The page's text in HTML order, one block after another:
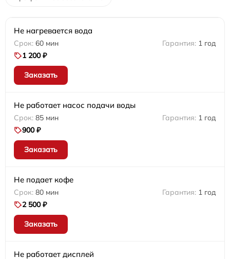
Не нагревается вода
60 мин
1 год
1 200 ₽
Заказать
Не работает насос подачи воды
85 мин
1 год
900 ₽
Заказать
Не подает кофе
80 мин
1 год
2 500 ₽
Заказать
Не работает дисплей